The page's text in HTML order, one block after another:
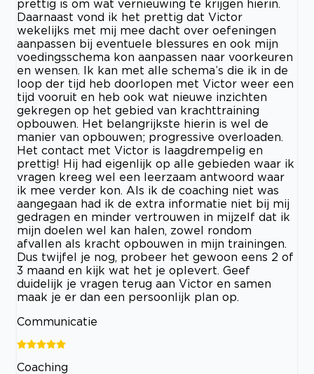
prettig is om wat vernieuwing te krijgen hierin.
Daarnaast vond ik het prettig dat Victor
wekelijks met mij mee dacht over oefeningen
aanpassen bij eventuele blessures en ook mijn
voedingsschema kon aanpassen naar voorkeuren
en wensen. Ik kan met alle schema’s die ik in de
loop der tijd heb doorlopen met Victor weer een
tijd vooruit en heb ook wat nieuwe inzichten
gekregen op het gebied van krachttraining
opbouwen. Het belangrijkste hierin is wel de
manier van opbouwen; progressive overloaden.
Het contact met Victor is laagdrempelig en
prettig! Hij had eigenlijk op alle gebieden waar ik
vragen kreeg wel een leerzaam antwoord waar
ik mee verder kon. Als ik de coaching niet was
aangegaan had ik de extra informatie niet bij mij
gedragen en minder vertrouwen in mijzelf dat ik
mijn doelen wel kan halen, zowel rondom
afvallen als kracht opbouwen in mijn trainingen.
Dus twijfel je nog, probeer het gewoon eens 2 of
3 maand en kijk wat het je oplevert. Geef
duidelijk je vragen terug aan Victor en samen
maak je er dan een persoonlijk plan op.
Communicatie
Coaching